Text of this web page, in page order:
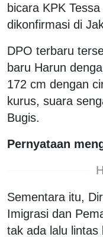
bicara KPK
dikonfirmasi di
DPO terbaru
baru Harun
172 cm dengan
kurus, suara
Bugis.
Pernyataan
Sementara itu,
Imigrasi dan
tak ada lalu lintas